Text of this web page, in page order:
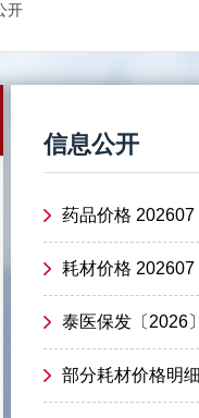
开
信息公开
药品价格 202607
耗材价格 202607
泰医保发〔2026
部分耗材价格明